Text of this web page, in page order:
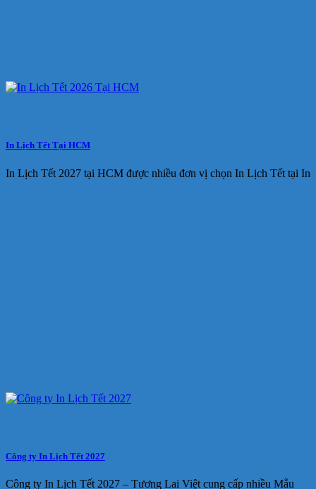
In Lịch Tết Tại HCM
In Lịch Tết 2027 tại HCM được nhiều đơn vị chọn In Lịch Tết tại In
Công ty In Lịch Tết 2027
Công ty In Lịch Tết 2027 – Tương Lai Việt cung cấp nhiều Mẫu